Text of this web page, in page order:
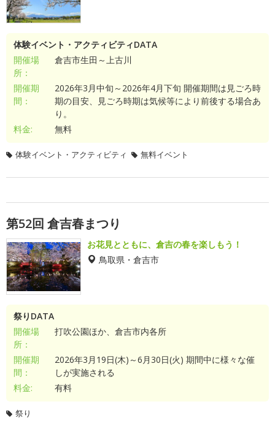
体験イベント・アクティビティDATA
開催場
所：
倉吉市生田～上古川
開催期
間：
2026年3月中旬～2026年4月下旬 開催期間は見ごろ時
期の目安、見ごろ時期は気候等により前後する場合あ
り。
料金:
無料
体験イベント・アクティビティ 無料イベント
第52回 倉吉春まつり
お花見とともに、倉吉の春を楽しもう！
鳥取県・倉吉市
祭りDATA
開催場
所：
打吹公園ほか、倉吉市内各所
開催期
間：
2026年3月19日(木)～6月30日(火) 期間中に様々な催
しが実施される
料金:
有料
祭り